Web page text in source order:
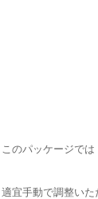
のパッケージで
宜手動で調整いた